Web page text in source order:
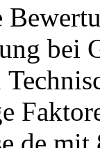
bei